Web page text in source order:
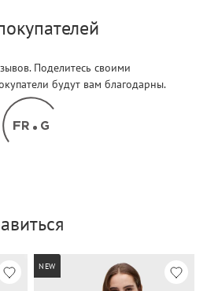
Поделитесь своими
будут вам благодарны.
NEW